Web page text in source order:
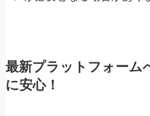
最新プラットフォーム
に安心！